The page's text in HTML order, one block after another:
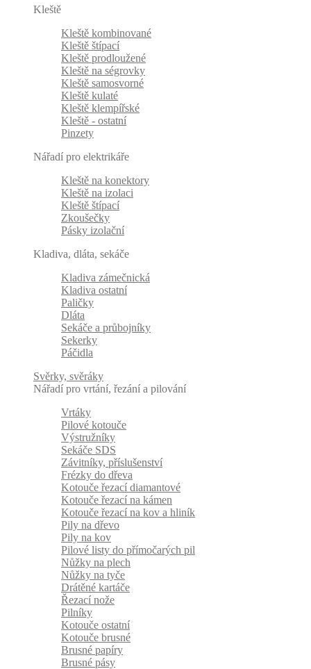
Kleště
Kleště kombinované
Kleště štípací
Kleště prodloužené
Kleště na ségrovky
Kleště samosvorné
Kleště kulaté
Kleště klempířské
Kleště - ostatní
Pinzety
Nářadí pro elektrikáře
Kleště na konektory
Kleště na izolaci
Kleště štípací
Zkoušečky
Pásky izolační
Kladiva, dláta, sekáče
Kladiva zámečnická
Kladiva ostatní
Paličky
Dláta
Sekáče a průbojníky
Sekerky
Páčidla
Svěrky, svěráky
Nářadí pro vrtání, řezání a pilování
Vrtáky
Pilové kotouče
Výstružníky
Sekáče SDS
Závitníky, příslušenství
Frézky do dřeva
Kotouče řezací diamantové
Kotouče řezací na kámen
Kotouče řezací na kov a hliník
Pily na dřevo
Pily na kov
Pilové listy do přímočarých pil
Nůžky na plech
Nůžky na tyče
Drátěné kartáče
Řezací nože
Pilníky
Kotouče ostatní
Kotouče brusné
Brusné papíry
Brusné pásy